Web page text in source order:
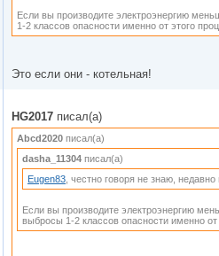
Если вы производите электроэнергию
1-2 классов опасности именно от этого
Это если они - котельная!
HG2017 писал(а)
Abcd2020 писал(а)
dasha_11304 писал(а)
Eugen83 , честно говоря не знаю,
Если вы производите электроэнергию
выбросы 1-2 классов опасности именно от